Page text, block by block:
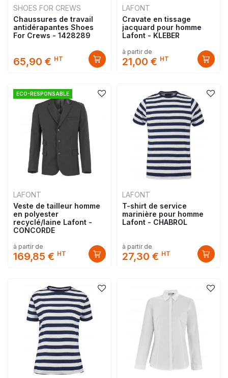
SHOES FOR CREWS
Chaussures de travail
antidérapantes Shoes
For Crews - 1428289
65,90 € HT
LAFONT
Cravate en tissage
jacquard pour homme
Lafont - KLEBER
à partir de
21,00 € HT
ECO-RESPONSABLE
LAFONT
Veste de tailleur homme
en polyester
recyclé/laine Lafont -
CONCORDE
à partir de
169,85 € HT
LAFONT
T-shirt de service
marinière pour homme
Lafont - CHABROL
à partir de
27,30 € HT